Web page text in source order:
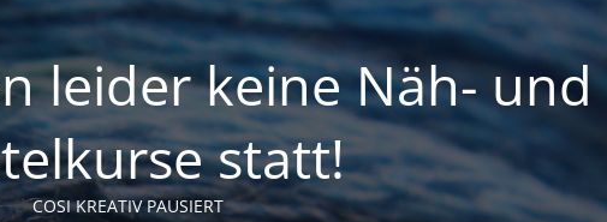
leider keine Näh- und
statt!
COSI KREATIV PAUSIERT